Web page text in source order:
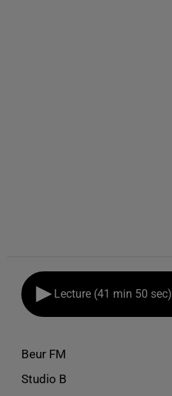
Lecture (41 min 50 sec)
Beur FM
Studio B